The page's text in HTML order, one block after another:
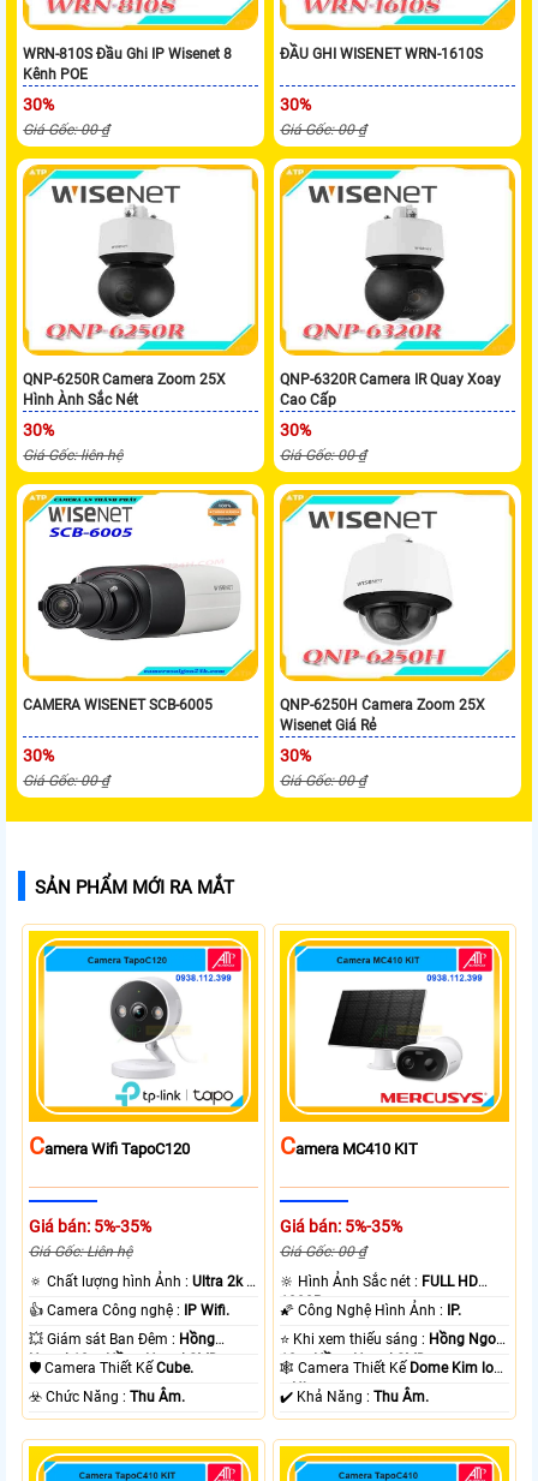
WRN-810S Đầu Ghi IP Wisenet 8
Kênh POE
30%
Giá Gốc: 00 ₫
ĐẦU GHI WISENET WRN-1610S
30%
Giá Gốc: 00 ₫
QNP-6250R Camera Zoom 25X
Hình Ành Sắc Nét
30%
Giá Gốc: liên hệ
QNP-6320R Camera IR Quay Xoay
Cao Cấp
30%
Giá Gốc: 00 ₫
CAMERA WISENET SCB-6005
30%
Giá Gốc: 00 ₫
QNP-6250H Camera Zoom 25X
Wisenet Giá Rẻ
30%
Giá Gốc: 00 ₫
SẢN PHẨM MỚI RA MẮT
CAmera Wifi TapoC120
Giá bán: 5%-35%
Giá Gốc: Liên hệ
🔅 Chất lượng hình Ảnh :Ultra 2k +
.
👍 Camera Công nghệ : IP Wifi.
💥 Giám sát Ban Đêm : Hồng
Ngoại 10m Hồng Ngoại SMD.
🛡 Camera Thiết KếCube.
️☣️ Chức Năng :Thu Âm.
CAmera MC410 KIT
Giá bán: 5%-35%
Giá Gốc: 00 ₫
🔆 Hình Ảnh Sắc nét : FULL HD
1080P .
🌠 Công Nghệ Hình Ảnh : IP.
⭐ Khi xem thiếu sáng : Hồng Ngoại
10m Hồng Ngoại SMD.
🕸️ Camera Thiết Kế Dome Kim loại
+ Nhựa.
️✔️ Khả Năng :Thu Âm.